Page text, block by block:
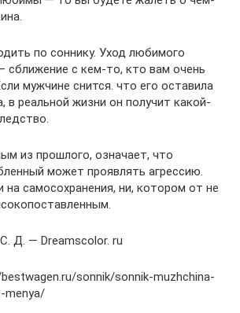
по соннику. Уход любимого
сближение с кем-то, кто вам очень
мужчине снится. что его оставила
в реальной жизни он получит какой-
из прошлого, означает, что
может проявлять агрессию.
на самосохранения, ни, котором от не
Д. — Dreamscolor. ru
sonnik/sonnik-muzhchina-
menya/